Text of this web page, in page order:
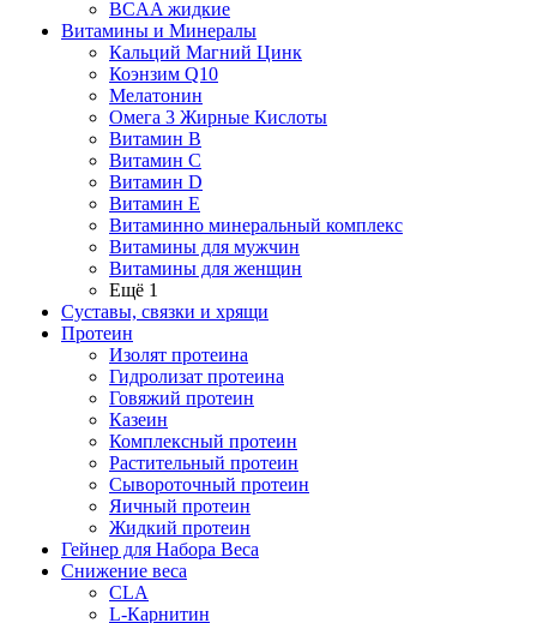
BCAA жидкие
Витамины и Минералы
Кальций Магний Цинк
Коэнзим Q10
Мелатонин
Омега 3 Жирные Кислоты
Витамин B
Витамин C
Витамин D
Витамин E
Витаминно минеральный комплекс
Витамины для мужчин
Витамины для женщин
Ещё 1
Суставы, связки и хрящи
Протеин
Изолят протеина
Гидролизат протеина
Говяжий протеин
Казеин
Комплексный протеин
Растительный протеин
Сывороточный протеин
Яичный протеин
Жидкий протеин
Гейнер для Набора Веса
Снижение веса
CLA
L-Карнитин